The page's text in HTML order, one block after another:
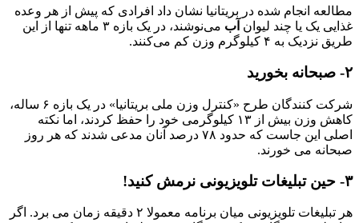
مطالعه انجام شده در بریتانیا نشان داد افرادی که پیش از هر وعده
غذایی یک یا چند لیوان آب
می‌نوشند، در یک بازه ۳ ماهه تنها از این
طریق نزدیک به ۴ کیلوگرم وزن کم می‌کنند.
۲- صبحانه بخورید
شرکت کنندگان طرح «کنترل وزن ملی بریتانیا» در یک بازه ۶ ساله،
کاهش وزن بیش از ۱۳ کیلوگرمی خود را حفظ کردند، اما نکته
اصلی این جاست که حدود ۷۸ درصد آنان مدعی شدند که هر روز
صبحانه می‌ خورند.
۳- حین تبلیغات تلویزیونی نرمش کنید!
هر تبلیغات تلویزیونی میان برنامه معمولا ۲ دقیقه زمان می ‌برد. اگر